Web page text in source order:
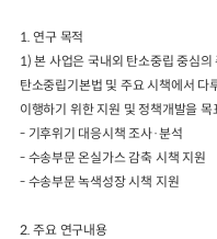
1. 연구 목적
1)본 사업은 국내외 탄소중립 중심
탄소중립기본법 및 주요 시책에서 다
이행하기 위한 지원 및 정책개발을 목
- 기후위기 대응시책 조사·분석
- 수송부문 온실가스 감축 시책 지원
- 수송부문 녹색성장 시책 지원
2. 주요 연구내용
일반사업보고서
2024년 국가교통조사 및 분석
요약보고서
전국여객OD 여객통행량
권역별통행지표